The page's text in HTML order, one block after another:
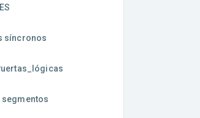
síncronos
segmentos